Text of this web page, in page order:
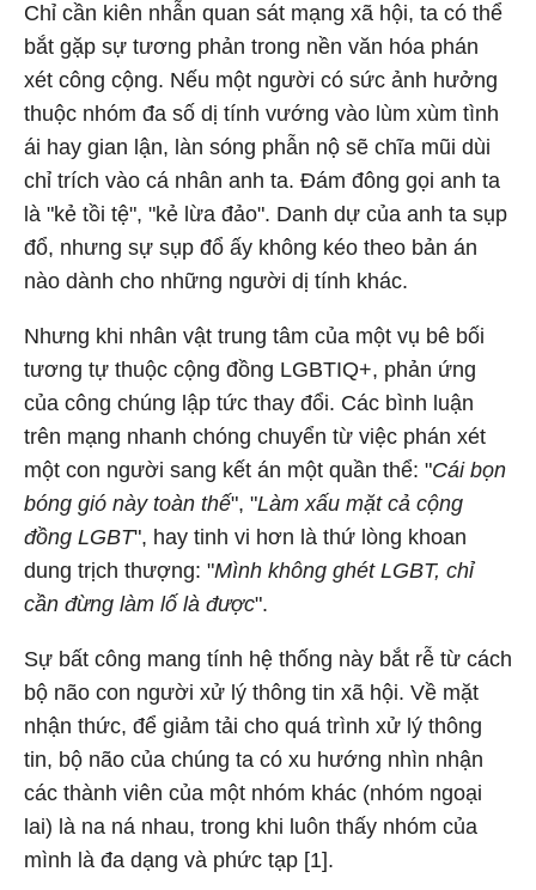
Chỉ cần kiên nhẫn quan sát mạng xã hội, ta có thể
bắt gặp sự tương phản trong nền văn hóa phán
xét công cộng. Nếu một người có sức ảnh hưởng
thuộc nhóm đa số dị tính vướng vào lùm xùm tình
ái hay gian lận, làn sóng phẫn nộ sẽ chĩa mũi dùi
chỉ trích vào cá nhân anh ta. Đám đông gọi anh ta
là "kẻ tồi tệ", "kẻ lừa đảo". Danh dự của anh ta sụp
đổ, nhưng sự sụp đổ ấy không kéo theo bản án
nào dành cho những người dị tính khác.
Nhưng khi nhân vật trung tâm của một vụ bê bối
tương tự thuộc cộng đồng LGBTIQ+, phản ứng
của công chúng lập tức thay đổi. Các bình luận
trên mạng nhanh chóng chuyển từ việc phán xét
một con người sang kết án một quần thể: "Cái bọn
bóng gió này toàn thế", "Làm xấu mặt cả cộng
đồng LGBT", hay tinh vi hơn là thứ lòng khoan
dung trịch thượng: "Mình không ghét LGBT, chỉ
cần đừng làm lố là được".
Sự bất công mang tính hệ thống này bắt rễ từ cách
bộ não con người xử lý thông tin xã hội. Về mặt
nhận thức, để giảm tải cho quá trình xử lý thông
tin, bộ não của chúng ta có xu hướng nhìn nhận
các thành viên của một nhóm khác (nhóm ngoại
lai) là na ná nhau, trong khi luôn thấy nhóm của
mình là đa dạng và phức tạp [1].